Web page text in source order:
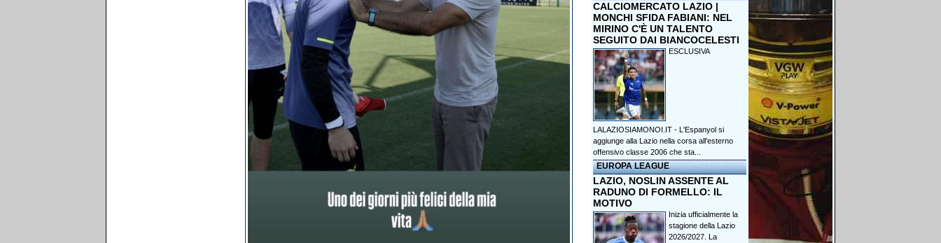
CALCIOMERCATO LAZIO |
MONCHI SFIDA FABIANI: NEL
MIRINO C'È UN TALENTO
SEGUITO DAI BIANCOCELESTI
ESCLUSIVA
LALAZIOSIAMONOI.IT - L'Espanyol si
aggiunge alla Lazio nella corsa all'esterno
offensivo classe 2006 che sta...
EUROPA LEAGUE
LAZIO, NOSLIN ASSENTE AL
RADUNO DI FORMELLO: IL
MOTIVO
Inizia ufficialmente la
stagione della Lazio
2026/2027. La